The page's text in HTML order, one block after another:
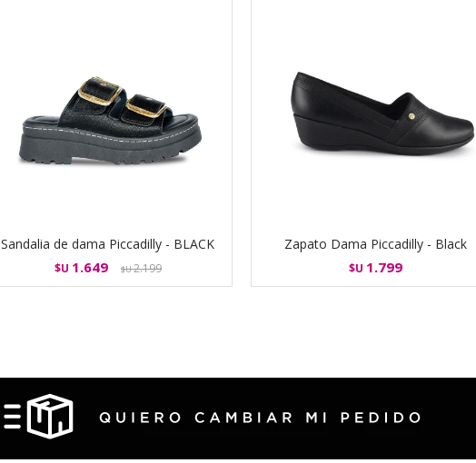
Sandalia de dama Piccadilly - BLACK
$U 1.649 $U2.199
Zapato Dama Piccadilly - Black
$U 1.799